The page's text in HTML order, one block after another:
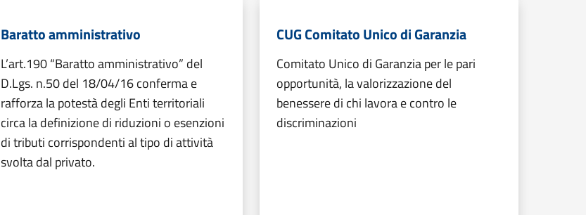
Baratto amministrativo
L’art.190 “Baratto amministrativo” del
D.Lgs. n.50 del 18/04/16 conferma e
rafforza la potestà degli Enti territoriali
circa la definizione di riduzioni o esenzioni
di tributi corrispondenti al tipo di attività
svolta dal privato.
CUG Comitato Unico di Garanzia
Comitato Unico di Garanzia per le pari
opportunità, la valorizzazione del
benessere di chi lavora e contro le
discriminazioni